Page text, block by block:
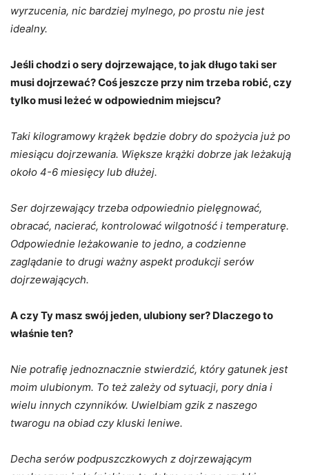
wyrzucenia, nic bardziej mylnego, po prostu nie jest
idealny.
Jeśli chodzi o sery dojrzewające, to jak długo taki ser
musi dojrzewać? Coś jeszcze przy nim trzeba robić, czy
tylko musi leżeć w odpowiednim miejscu?
Taki kilogramowy krążek będzie dobry do spożycia już po
miesiącu dojrzewania. Większe krążki dobrze jak leżakują
około 4-6 miesięcy lub dłużej.
Ser dojrzewający trzeba odpowiednio pielęgnować,
obracać, nacierać, kontrolować wilgotność i temperaturę.
Odpowiednie leżakowanie to jedno, a codzienne
zaglądanie to drugi ważny aspekt produkcji serów
dojrzewających.
A czy Ty masz swój jeden, ulubiony ser? Dlaczego to
właśnie ten?
Nie potrafię jednoznacznie stwierdzić, który gatunek jest
moim ulubionym. To też zależy od sytuacji, pory dnia i
wielu innych czynników. Uwielbiam gzik z naszego
twarogu na obiad czy kluski leniwe.
Decha serów podpuszczkowych z dojrzewającym